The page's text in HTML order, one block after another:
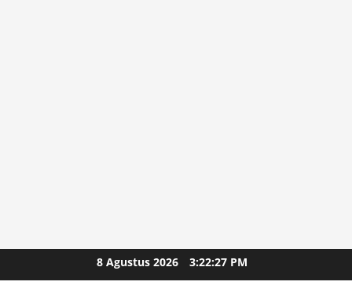
to
8 Agustus 2026 3:22:29 PM